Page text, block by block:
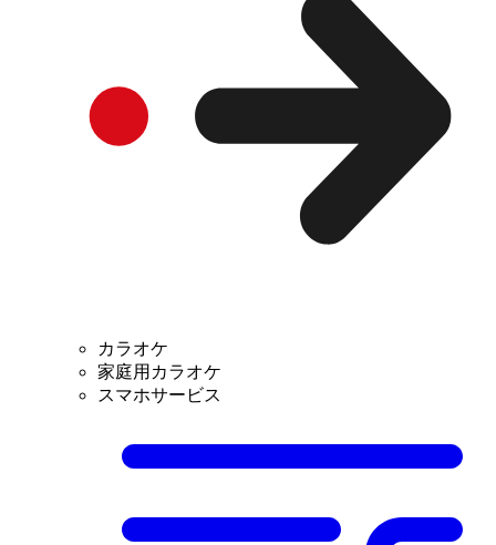
カラオケ
家庭用カラオケ
スマホサービス